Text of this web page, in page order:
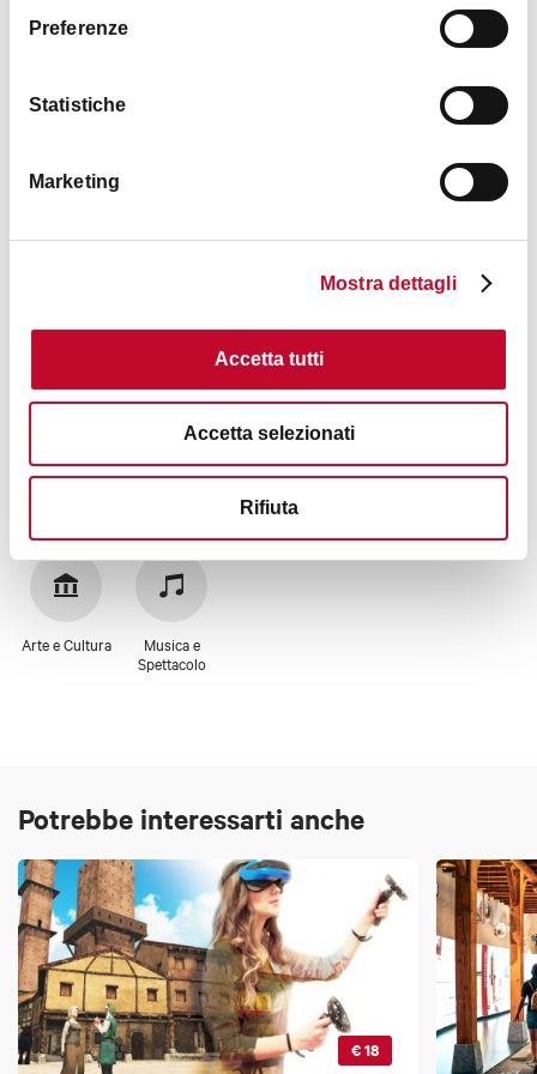
Preferenze
Statistiche
Marketing
Mostra dettagli
Accetta tutti
Accetta selezionati
Rifiuta
Arte e Cultura
Musica e
Spettacolo
Potrebbe interessarti anche
€ 18